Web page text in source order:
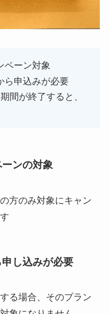
ペーン対象
ら申込みが必要
間が終了すると、
ンの対象
方のみ対象にキャン
し込みが必要
る場合、そのプラン